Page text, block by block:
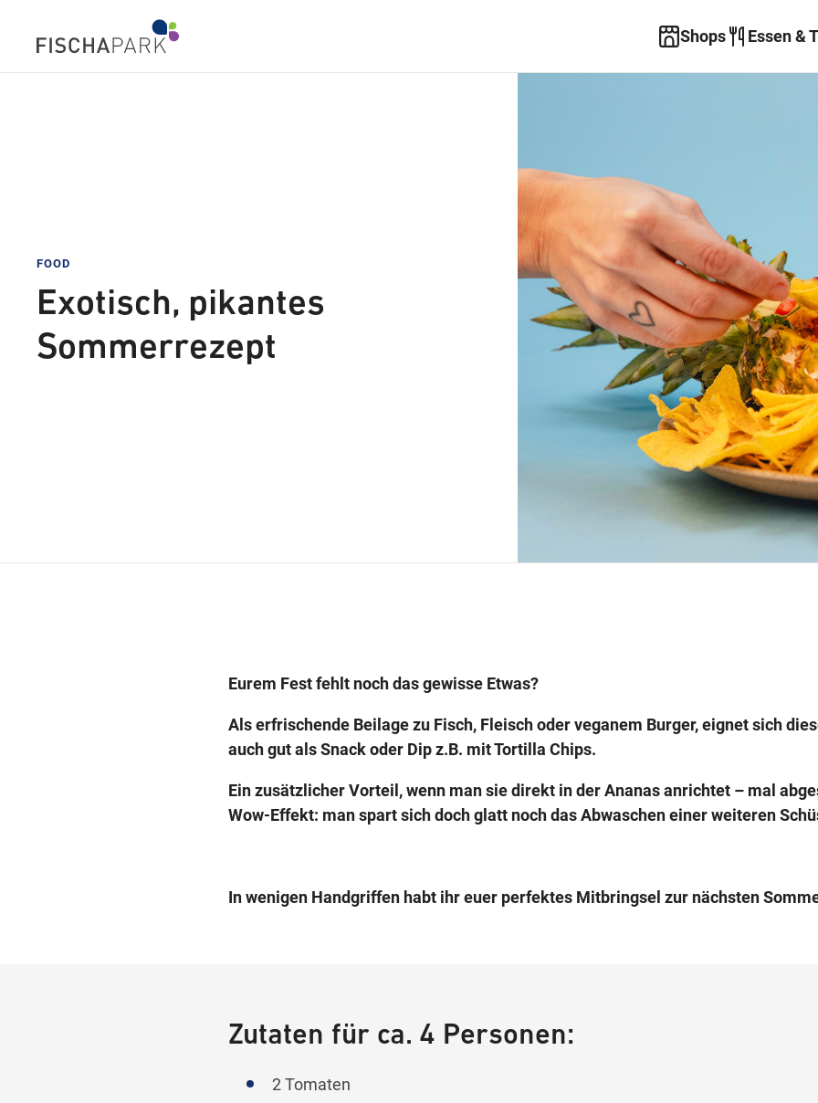
Shops Essen &
FOOD
Exotisch, pikantes
Sommerrezept
Eurem Fest fehlt noch das gewisse Etwas?
Als erfrischende Beilage zu Fisch, Fleisch oder veganem Burger, eignet sich
auch gut als Snack oder Dip z.B. mit Tortilla Chips.
Ein zusätzlicher Vorteil, wenn man sie direkt in der Ananas anrichtet – mal
Wow-Effekt: man spart sich doch glatt noch das Abwaschen einer weiteren
In wenigen Handgriffen habt ihr euer perfektes Mitbringsel zur nächsten
Zutaten für ca. 4 Personen:
2 Tomaten